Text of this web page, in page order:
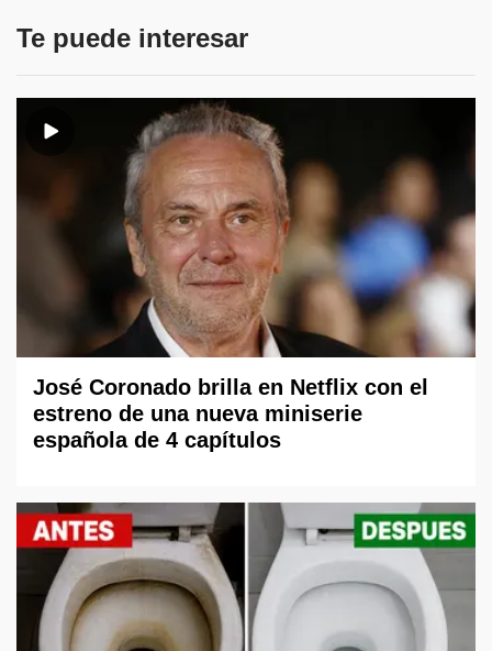
Te puede interesar
José Coronado brilla en Netflix con el
estreno de una nueva miniserie
española de 4 capítulos